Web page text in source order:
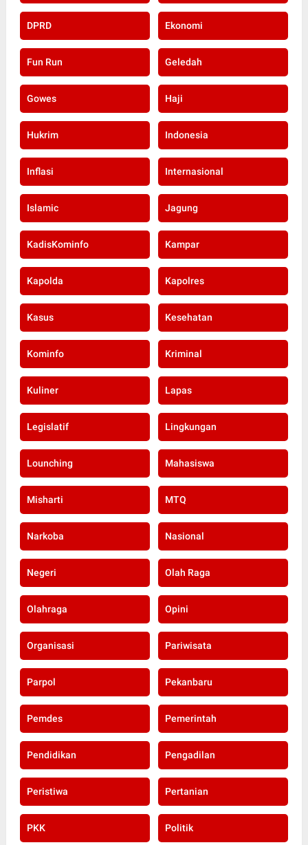
DPRD Ekonomi
Fun Run Geledah
Gowes Haji
Hukrim Indonesia
Inflasi Internasional
Islamic Jagung
KadisKominfo Kampar
Kapolda Kapolres
Kasus Kesehatan
Kominfo Kriminal
Kuliner Lapas
Legislatif Lingkungan
Lounching Mahasiswa
Misharti MTQ
Narkoba Nasional
Negeri Olah Raga
Olahraga Opini
Organisasi Pariwisata
Parpol Pekanbaru
Pemdes Pemerintah
Pendidikan Pengadilan
Peristiwa Pertanian
PKK Politik